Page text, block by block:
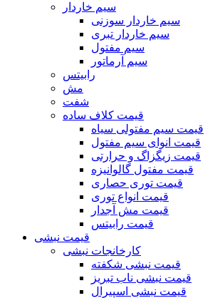
سیم خاردار
سیم خاردار سوزنی
سیم خاردار تبری
سیم مفتول
سیم آرماتور
رابیتس
مش
شفت
قیمت کلاف ساده
قیمت سیم مفتولی سیاه
قیمت انوای سیم مفتول
قیمت زیگزاگ و حرارتی
قیمت مفتول گالوانیزه
قیمت توری حصاری
قیمت انواع توری
قیمت مش آجدار
قیمت رابیتس
قیمت نبشی
کارخانجات نبشی
قیمت نبشی شکفته
قیمت نبشی ناب تبریز
قیمت نبشی اسپیرال